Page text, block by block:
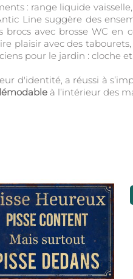
: range liquide
Line suggère des
brocs avec brosse WC
plaisir avec des
pour le jardin : cloche
d'identité, a réussi à
à l’intérieur des